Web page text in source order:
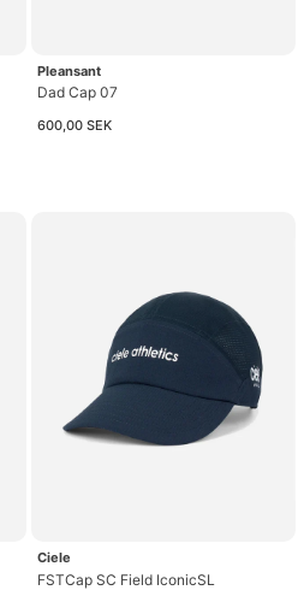
Pleansant
Dad Cap 07
600,00 SEK
Ciele
FSTCap SC Field IconicSL